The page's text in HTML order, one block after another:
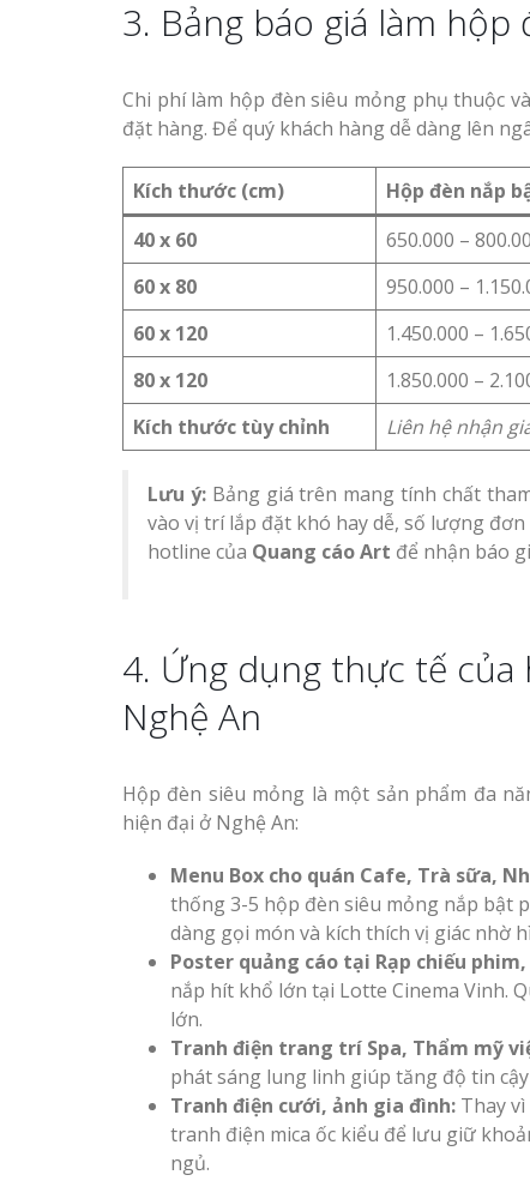
3. Bảng báo giá làm
Chi phí làm hộp đèn siêu mỏng phụ thuộc
đặt hàng. Để quý khách hàng dễ dàng lên
Kích thước (cm) Hộp đèn nắp
40 x 60
650.000 –
60 x 80
950.000 –
60 x 120
1.450.000 –
80 x 120
1.850.000 –
Kích thước tùy chỉnh
Liên hệ nhận
Lưu ý:Bảng giá trên mang tính chất
vào vị trí lắp đặt khó hay dễ, số lượng
hotline của Quang cáo Art để nhận báo
4. Ứng dụng thực tế
Nghệ An
Hộp đèn siêu mỏng là một sản phẩm đa
hiện đại ở Nghệ An:
Menu Box cho quán Cafe, Trà sữa,
thống 3-5 hộp đèn siêu mỏng nắp bật
dàng gọi món và kích thích vị giác nhờ
Poster quảng cáo tại Rạp chiếu
nắp hít khổ lớn tại Lotte Cinema Vinh.
lớn.
Tranh điện trang trí Spa, Thẩm mỹ
phát sáng lung linh giúp tăng độ tin
Tranh điện cưới, ảnh gia đình: Thay
tranh điện mica ốc kiểu để lưu giữ
ngủ.